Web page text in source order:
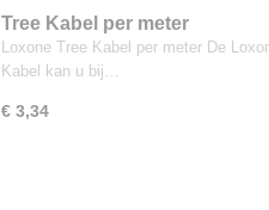
Tree Kabel per meter
Loxone Tree Kabel per meter De
Kabel kan u bij…
€ 3,34